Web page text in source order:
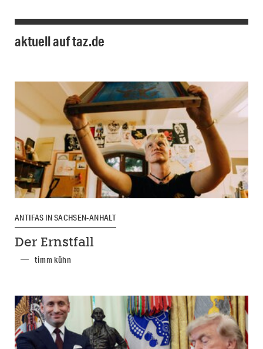
aktuell auf taz.de
ANTIFAS IN SACHSEN-ANHALT
Der Ernstfall
timm kühn